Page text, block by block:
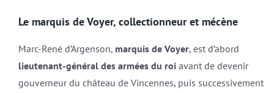
Le marquis de Voyer, collectionneur et mécène
Marc-René d’Argenson, marquis de Voyer, est d’abord
lieutenant-général des armées du roiavant de devenir
gouverneur du château de Vincennes, puis successivement